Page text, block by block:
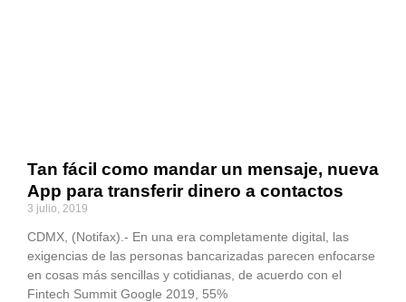
Tan fácil como mandar un mensaje, nueva
App para transferir dinero a contactos
3 julio, 2019
CDMX, (Notifax).- En una era completamente digital, las
exigencias de las personas bancarizadas parecen enfocarse
en cosas más sencillas y cotidianas, de acuerdo con el
Fintech Summit Google 2019, 55%